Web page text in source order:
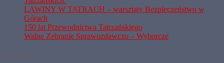
LAWINY W TATRACH – warsztaty Bezpieczeństwo w
Górach
150 lat Przewodnictwa Tatrzańskiego
Walne Zebranie Sprawozdawczo – Wyborcze